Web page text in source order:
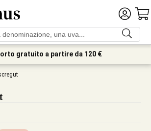
gratuito a partire da 120 €